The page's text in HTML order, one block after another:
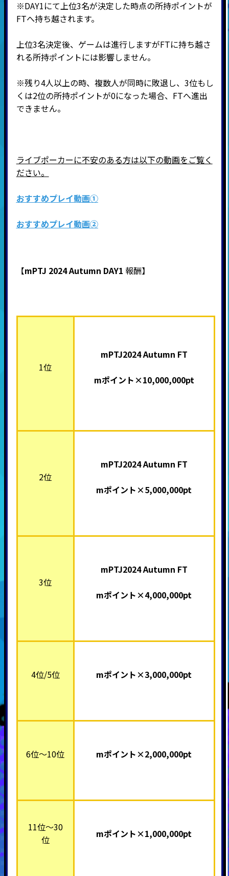
※DAY1にて上位3名が決定した時点の所持ポイントが
FTへ持ち越されます。
上位3名決定後、ゲームは進行しますがFTに持ち越さ
れる所持ポイントには影響しません。
※残り4人以上の時、複数人が同時に敗退し、3位もし
くは2位の所持ポイントが0になった場合、FTへ進出
できません。
ライブポーカーに不安のある方は以下の動画をご覧く
ださい。
おすすめプレイ動画①
おすすめプレイ動画②
【mPTJ 2024 Autumn DAY1 報酬】
1位
mPTJ2024 Autumn FT
mポイント×10,000,000pt
2位
mPTJ2024 Autumn FT
mポイント×5,000,000pt
3位
mPTJ2024 Autumn FT
mポイント×4,000,000pt
4位/5位 mポイント×3,000,000pt
6位～10位 mポイント×2,000,000pt
11位～30
位
mポイント×1,000,000pt